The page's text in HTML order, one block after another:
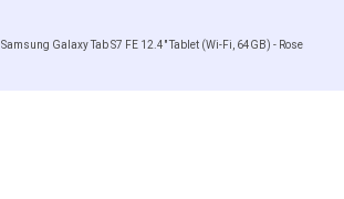
Samsung Galaxy Tab S7 FE 12.4" Tablet (Wi-Fi, 64GB) - Rose